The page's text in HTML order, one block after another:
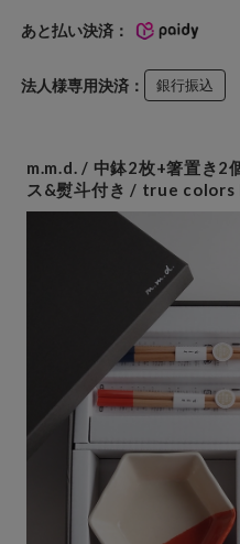
あと払い決済：
法人様専用決済： 銀行振込
m.m.d. / 中鉢2枚+箸置き2
ス&熨斗付き / true colors